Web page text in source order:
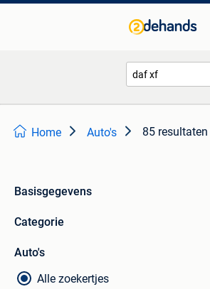
Home Auto's 85 resultaten
Basisgegevens
Categorie
Auto's
Alle zoekertjes